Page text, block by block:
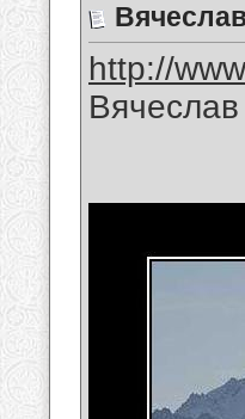
http://